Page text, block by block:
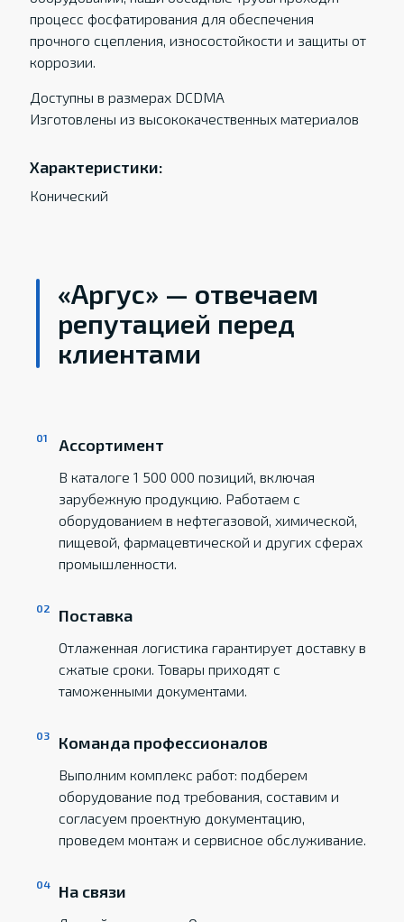
процесс фосфатирования для обеспечения
прочного сцепления, износостойкости и защиты от
коррозии.
Доступны в размерах DCDMA
Изготовлены из высококачественных материалов
Характеристики:
Конический
«Аргус» — отвечаем
репутацией перед
клиентами
Ассортимент
В каталоге 1 500 000 позиций, включая
зарубежную продукцию. Работаем с
оборудованием в нефтегазовой, химической,
пищевой, фармацевтической и других сферах
промышленности.
Поставка
Отлаженная логистика гарантирует доставку в
сжатые сроки. Товары приходят с
таможенными документами.
Команда профессионалов
Выполним комплекс работ: подберем
оборудование под требования, составим и
согласуем проектную документацию,
проведем монтаж и сервисное обслуживание.
На связи